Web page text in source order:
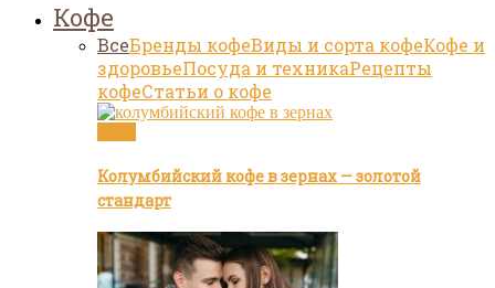
Кофе
ВсеБренды кофеВиды и сорта кофеКофе и
здоровьеПосуда и техникаРецепты
кофеСтатьи о кофе
Колумбийский кофе в зернах — золотой
стандарт